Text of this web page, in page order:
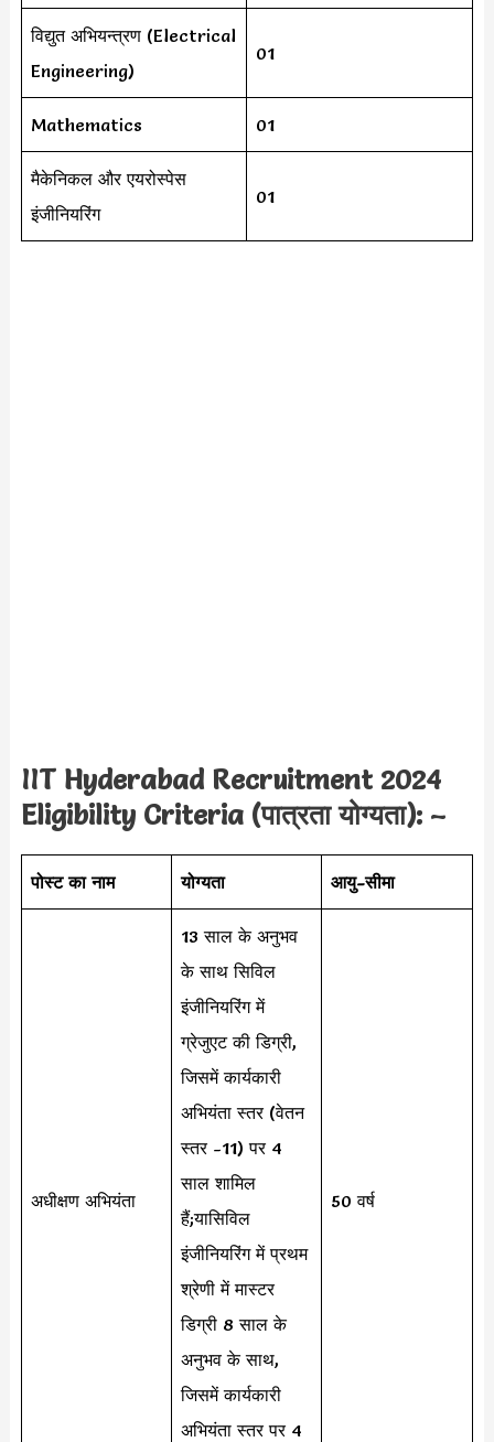
विद्युत अभियन्त्रण (Electrical
Engineering)
01
Mathematics 01
मैकेनिकल और एयरोस्पेस
इंजीनियरिंग
01
IIT Hyderabad Recruitment 2024
Eligibility Criteria (पात्रता योग्यता): –
पोस्ट का नाम योग्यता आयु-सीमा
अधीक्षण अभियंता
13 साल के अनुभव
के साथ सिविल
इंजीनियरिंग में
ग्रेजुएट की डिग्री,
जिसमें कार्यकारी
अभियंता स्तर (वेतन
स्तर -11) पर 4
साल शामिल
हैं;यासिविल
इंजीनियरिंग में प्रथम
श्रेणी में मास्टर
डिग्री 8 साल के
अनुभव के साथ,
जिसमें कार्यकारी
अभियंता स्तर पर 4
50 वर्ष